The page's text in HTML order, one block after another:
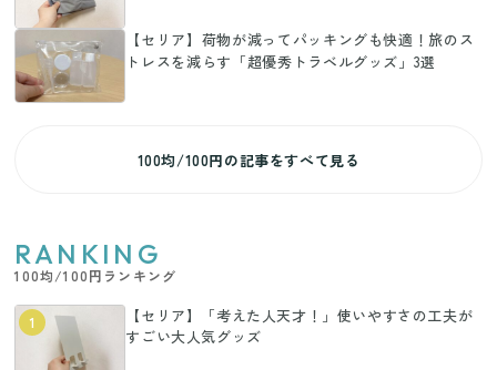
【セリア】荷物が減ってパッキングも快適！旅のス
トレスを減らす「超優秀トラベルグッズ」3選
100均/100円の記事をすべて見る
RANKING
100均/100円ランキング
1
【セリア】「考えた人天才！」使いやすさの工夫が
すごい大人気グッズ